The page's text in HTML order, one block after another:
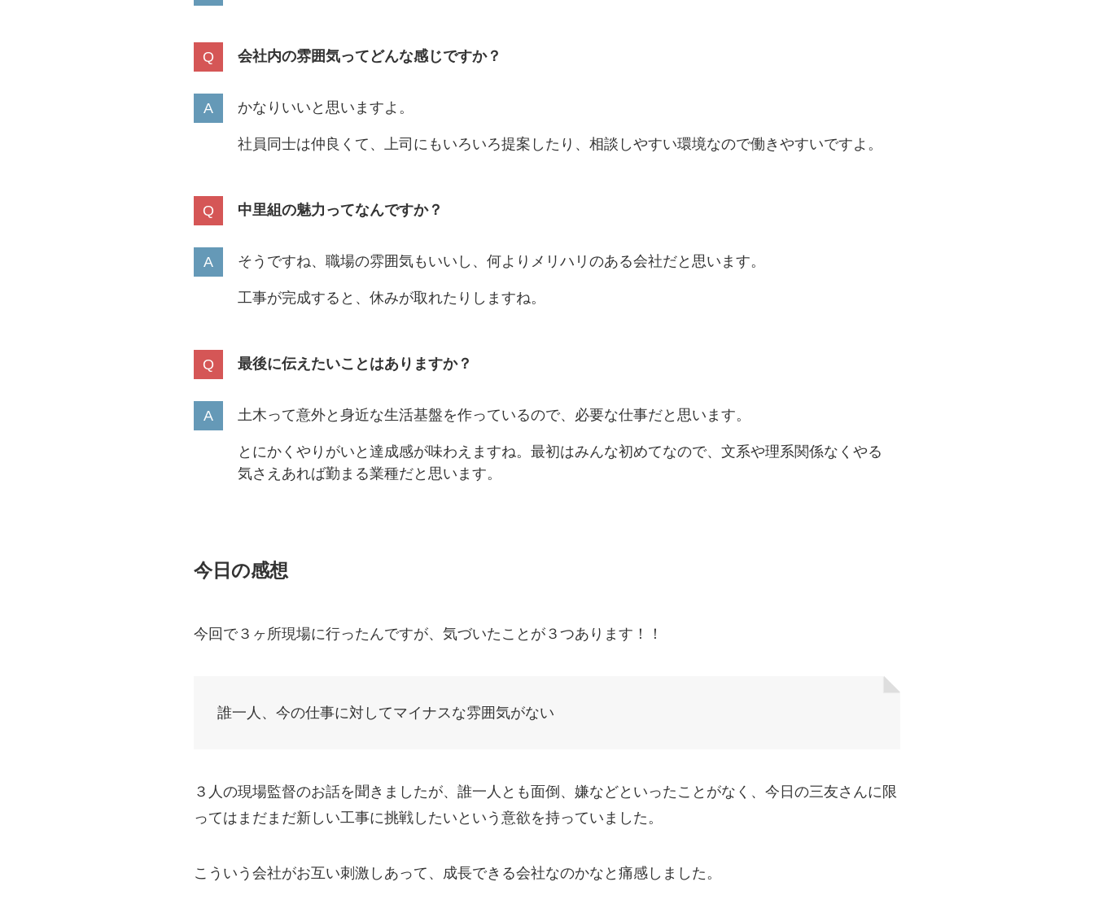
会社内の雰囲気ってどんな感じですか？
かなりいいと思いますよ。
社員同士は仲良くて、上司にもいろいろ提案したり、相談しやすい環境なので働きやすいですよ。
中里組の魅力ってなんですか？
そうですね、職場の雰囲気もいいし、何よりメリハリのある会社だと思います。
工事が完成すると、休みが取れたりしますね。
最後に伝えたいことはありますか？
土木って意外と身近な生活基盤を作っているので、必要な仕事だと思います。
とにかくやりがいと達成感が味わえますね。最初はみんな初めてなので、文系や理系関係なくやる
気さえあれば勤まる業種だと思います。
今日の感想
今回で３ヶ所現場に行ったんですが、気づいたことが３つあります！！
誰一人、今の仕事に対してマイナスな雰囲気がない
３人の現場監督のお話を聞きましたが、誰一人とも面倒、嫌などといったことがなく、今日の三友さんに限
ってはまだまだ新しい工事に挑戦したいという意欲を持っていました。
こういう会社がお互い刺激しあって、成長できる会社なのかなと痛感しました。